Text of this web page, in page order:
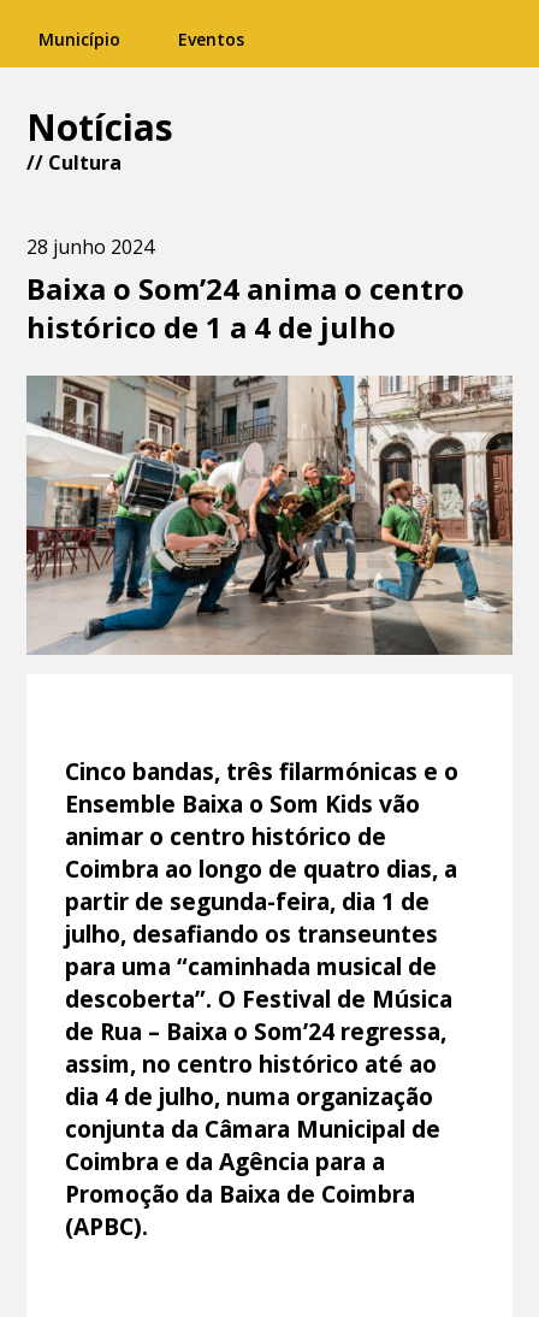
Município Eventos
Notícias
// Cultura
28 junho 2024
Baixa o Som’24 anima o centro
histórico de 1 a 4 de julho
Cinco bandas, três filarmónicas e o
Ensemble Baixa o Som Kids vão
animar o centro histórico de
Coimbra ao longo de quatro dias, a
partir de segunda-feira, dia 1 de
julho, desafiando os transeuntes
para uma “caminhada musical de
descoberta”. O Festival de Música
de Rua – Baixa o Som’24 regressa,
assim, no centro histórico até ao
dia 4 de julho, numa organização
conjunta da Câmara Municipal de
Coimbra e da Agência para a
Promoção da Baixa de Coimbra
(APBC).